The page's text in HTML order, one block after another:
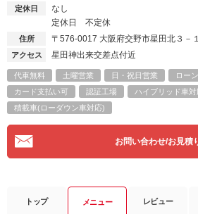
定休日
なし
定休日 不定休
住所 〒576-0017 大阪府交野市星田北３－
アクセス 星田神出来交差点付近
代車無料 土曜営業 日・祝日営業
ロー
カード支払い可
認証工場
ハイブリッド車対
積載車(ローダウン車対応)
お問い合わせ/お見積
トップ メニュー レビュー